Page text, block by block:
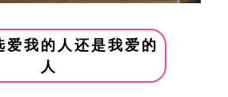
爱我的人还是我爱的
人